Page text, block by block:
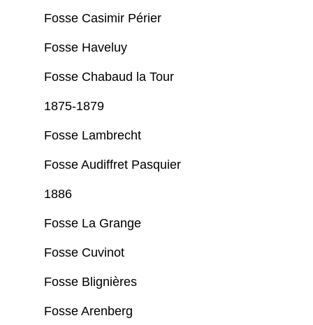
Fosse Casimir Périer
Fosse Haveluy
Fosse Chabaud la Tour
1875-1879
Fosse Lambrecht
Fosse Audiffret Pasquier
1886
Fosse La Grange
Fosse Cuvinot
Fosse Blignières
Fosse Arenberg